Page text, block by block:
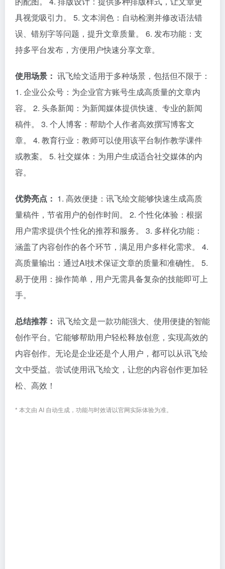
具视觉吸引力。 5. 文本润色：自动检测并修改语法错
误、错别字等问题，提升文章质量。 6. 发布功能：支
持多平台发布，方便用户快速分享文章。
使用场景： 讯飞绘文适用于多种场景，包括但不限于：
1. 企业公众号：为企业官方账号生成高质量的文章内
容。 2. 头条新闻：为新闻媒体提供快速、专业的新闻
稿件。 3. 个人博客：帮助个人作者高效撰写博客文
章。 4. 教育行业：教师可以使用该平台制作教学课件
或教案。 5. 社交媒体：为用户生成适合社交媒体的内
容。
优势亮点： 1. 高效便捷：讯飞绘文能够快速生成高质
量稿件，节省用户的创作时间。 2. 个性化体验：根据
用户需求提供个性化的推荐和服务。 3. 多样化功能：
涵盖了内容创作的各个环节，满足用户多样化需求。 4.
高质量输出：通过AI技术保证文章的质量和准确性。 5.
易于使用：操作简单，用户无需具备复杂的技能即可上
手。
总结推荐： 讯飞绘文是一款功能强大、使用便捷的智能
创作平台。它能够帮助用户轻松释放创意，实现高效的
内容创作。无论是企业还是个人用户，都可以从讯飞绘
文中受益。尝试使用讯飞绘文，让您的内容创作更加轻
松、高效！
* 本文由 AI 自动生成，功能与时效请以官网实际体验为准。